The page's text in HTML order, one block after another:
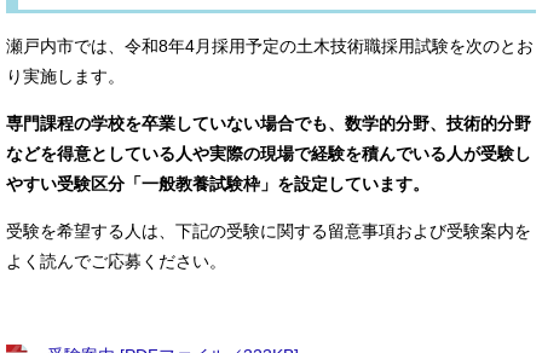
瀬戸内市では、令和8年4月採用予定の土木技術職採用試験を次のとお
り実施します。
専門課程の学校を卒業していない場合でも、数学的分野、技術的分野
などを得意としている人や実際の現場で経験を積んでいる人が受験し
やすい受験区分「一般教養試験枠」を設定しています。
受験を希望する人は、下記の受験に関する留意事項および受験案内を
よく読んでご応募ください。